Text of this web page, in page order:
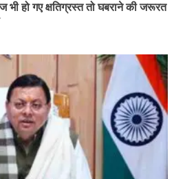
हो गए क्षतिग्रस्त तो घबराने की जरूरत